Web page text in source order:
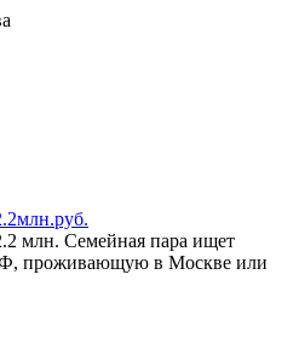
млн. Семейная пара ищет
проживающую в Москве или